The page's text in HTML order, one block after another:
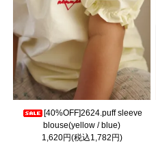
[40%OFF]2624.puff sleeve
blouse(yellow / blue)
1,620円(税込1,782円)